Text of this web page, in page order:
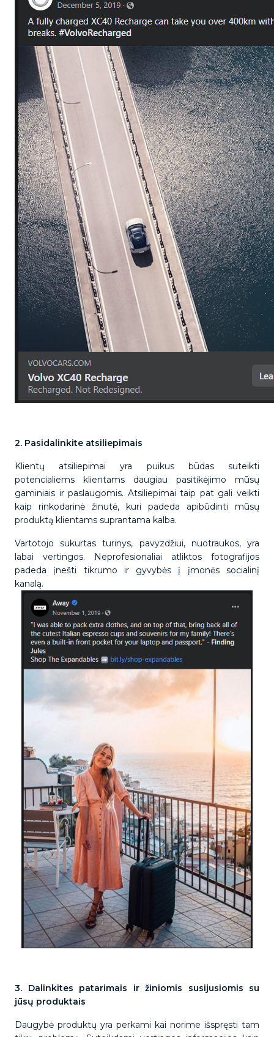
2. Pasidalinkite atsiliepimais
Klientų atsiliepimai yra puikus būdas suteikti
potencialiems klientams daugiau pasitikėjimo mūsų
gaminiais ir paslaugomis. Atsiliepimai taip pat gali veikti
kaip rinkodarinė žinutė, kuri padeda apibūdinti mūsų
produktą klientams suprantama kalba.
Vartotojo sukurtas turinys, pavyzdžiui, nuotraukos, yra
labai vertingos. Neprofesionaliai atliktos fotografijos
padeda įnešti tikrumo ir gyvybės į įmonės socialinį
kanalą.
3. Dalinkites patarimais ir žiniomis susijusiomis su
jūsų produktais
Daugybė produktų yra perkami kai norime išspręsti tam